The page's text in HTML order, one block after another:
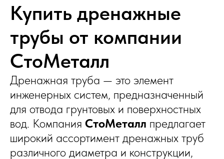
Купить дренажные
трубы от компании
СтоМеталл
Дренажная труба — это элемент
инженерных систем, предназначенный
для отвода грунтовых и поверхностных
вод. Компания СтоМеталл предлагает
широкий ассортимент дренажных труб
различного диаметра и конструкции,